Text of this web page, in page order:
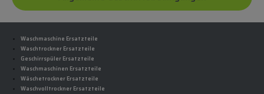
Waschmaschine Ersatzteile
Waschtrockner Ersatzteile
Geschirrspüler Ersatzteile
Waschmaschinen Ersatzteile
Wäschetrockner Ersatzteile
Waschvolltrockner Ersatzteile